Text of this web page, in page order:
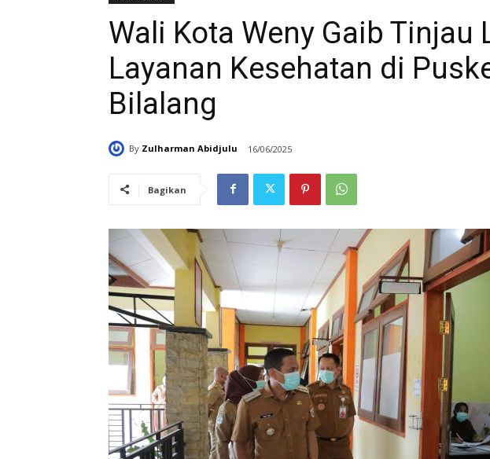
Wali Kota Weny Gaib Tinjau
Layanan Kesehatan di
Bilalang
By Zulharman Abidjulu 16/06/2025
Bagikan